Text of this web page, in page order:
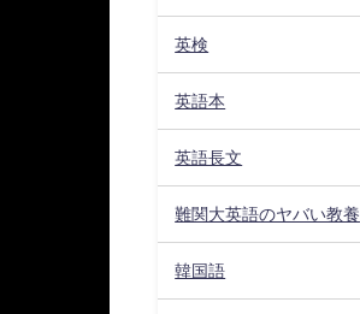
英検
英語本
英語長文
難関大英語のヤバい教養
韓国語